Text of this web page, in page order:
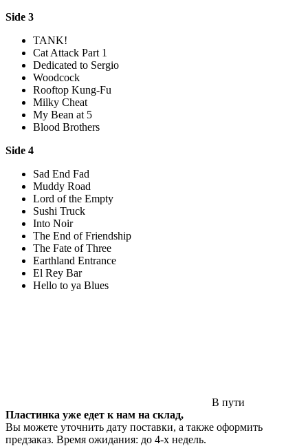
Side 3
TANK!
Cat Attack Part 1
Dedicated to Sergio
Woodcock
Rooftop Kung-Fu
Milky Cheat
My Bean at 5
Blood Brothers
Side 4
Sad End Fad
Muddy Road
Lord of the Empty
Sushi Truck
Into Noir
The End of Friendship
The Fate of Three
Earthland Entrance
El Rey Bar
Hello to ya Blues
В пути
Пластинка уже едет к нам на склад,
Вы можете уточнить дату поставки, а также оформить
предзаказ. Время ожидания: до 4-х недель.